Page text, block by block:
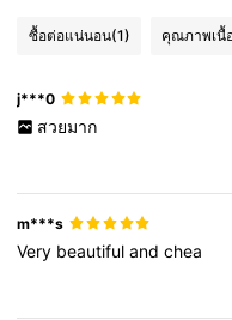
ซื้อต่อแน่นอน(1) คุณภาพเนื้
j***0
สวยมาก
m***s
Very beautifulandchea